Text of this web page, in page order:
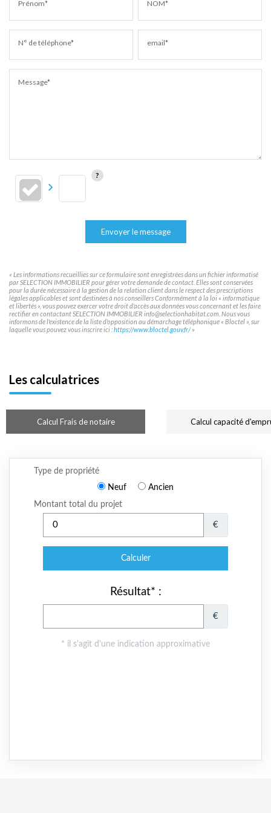
Prénom* NOM*
N° de téléphone* email*
Message*
Envoyer le message
« Les informations recueillies sur ce formulaire sont enregistrées dans un fichier informatisé
par SELECTION IMMOBILIER pour gérer votre demande de contact. Elles sont conservées
pour la durée nécessaire à la gestion de la relation client dans le respect des prescriptions
légales applicables et sont destinées à nos conseillers Conformément à la loi « informatique
et libertés », vous pouvez exercer votre droit d'accès aux données vous concernant et les faire
rectifier en contactant SELECTION IMMOBILIER info@selectionhabitat.com. Nous vous
informons de l'existence de la liste d'opposition au démarchage téléphonique « Bloctel », sur
laquelle vous pouvez vous inscrire ici :https://www.bloctel.gouv.fr/»
Les calculatrices
Calcul Frais de notaire Calcul capacité